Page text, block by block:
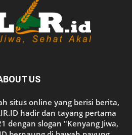
US
situs online yang berisi berita,
hadir dan tayang pertama
dengan slogan "Kenyang Jiwa,